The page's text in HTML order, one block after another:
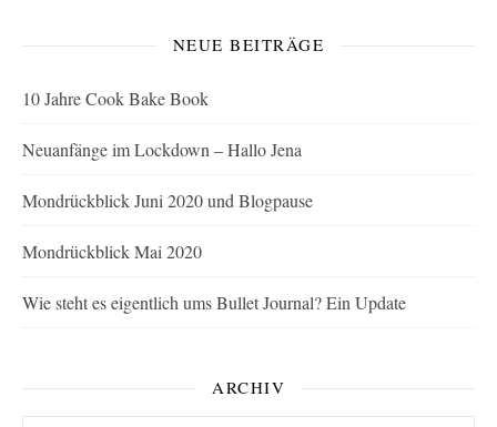
NEUE BEITRÄGE
10 Jahre Cook Bake Book
Neuanfänge im Lockdown – Hallo Jena
Mondrückblick Juni 2020 und Blogpause
Mondrückblick Mai 2020
Wie steht es eigentlich ums Bullet Journal? Ein Update
ARCHIV